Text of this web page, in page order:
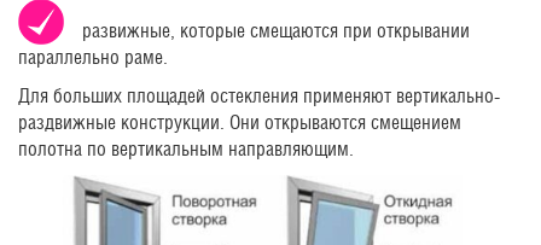
развижные, которые смещаются при открывании
параллельно раме.
Для больших площадей остекления применяют вертикально-
раздвижные конструкции. Они открываются смещением
полотна по вертикальным направляющим.